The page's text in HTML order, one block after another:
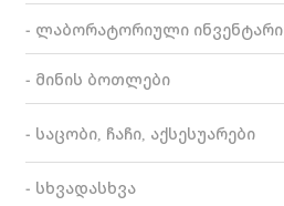
- ლაბორატორიული ინვენტარი
- მინის ბოთლები
- საცობი, ჩაჩი, აქსესუარები
- სხვადასხვა